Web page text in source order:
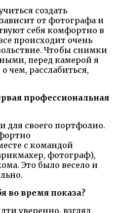
создать
от фотографа и
себя комфортно в
происходит очень
Чтобы снимки
перед камерой я
чем, расслабиться,
профессиональная
для своего портфолио.
с командой
фотограф),
Это было весело и
во время показа?
уверенно, взгляд